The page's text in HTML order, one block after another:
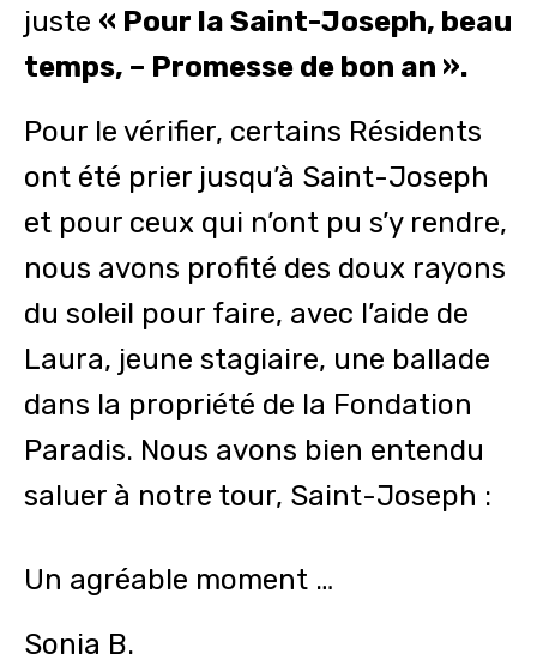
juste « Pour la Saint-Joseph, beau
temps, – Promesse de bon an ».
Pour le vérifier, certains Résidents
ont été prier jusqu’à Saint-Joseph
et pour ceux qui n’ont pu s’y rendre,
nous avons profité des doux rayons
du soleil pour faire, avec l’aide de
Laura, jeune stagiaire, une ballade
dans la propriété de la Fondation
Paradis. Nous avons bien entendu
saluer à notre tour, Saint-Joseph :
Un agréable moment …
Sonia B.